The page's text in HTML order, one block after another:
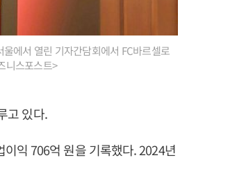
에서 열린 기자간담회에서 FC바르셀로
니스포스트>
고 있다.
익 706억 원을 기록했다. 2024년